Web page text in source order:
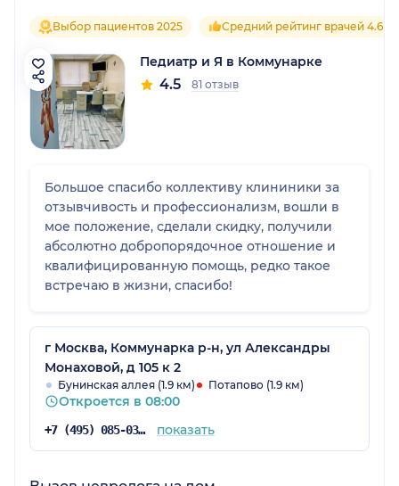
Выбор пациентов 2025 Средний рейтинг врачей 4.6
Педиатр и Я в Коммунарке
4.5 81 отзыв
Большое спасибо коллективу клининики за
отзывчивость и профессионализм, вошли в
мое положение, сделали скидку, получили
абсолютно добропорядочное отношение и
квалифицированную помощь, редко такое
встречаю в жизни, спасибо!
г Москва, Коммунарка р-н, ул Александры
Монаховой, д 105 к 2
Бунинская аллея (1.9 км) Потапово (1.9 км)
Откроется в 08:00
+7 (495) 085-03-06 показать